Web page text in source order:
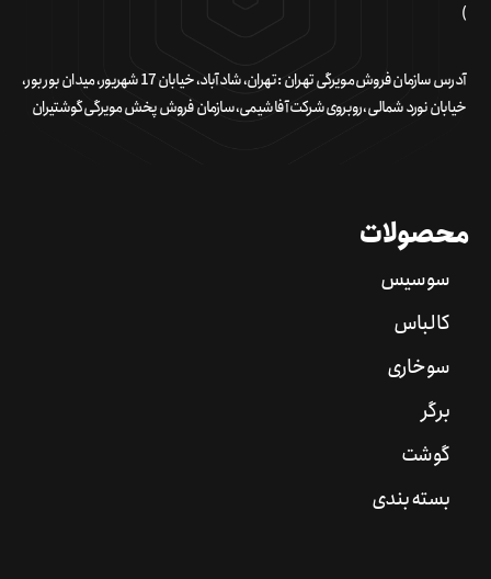
)
آدرس سازمان فروش مویرگی تهران : تهران، شادآباد، خیابان 17 شهریور، میدان بور بور،
خیابان نورد شمالی، روبروی شرکت آفا شیمی، سازمان فروش پخش مویرگی گوشتیران
محصولات
سوسیس
کالباس
سوخاری
برگر
گوشت
بسته بندی